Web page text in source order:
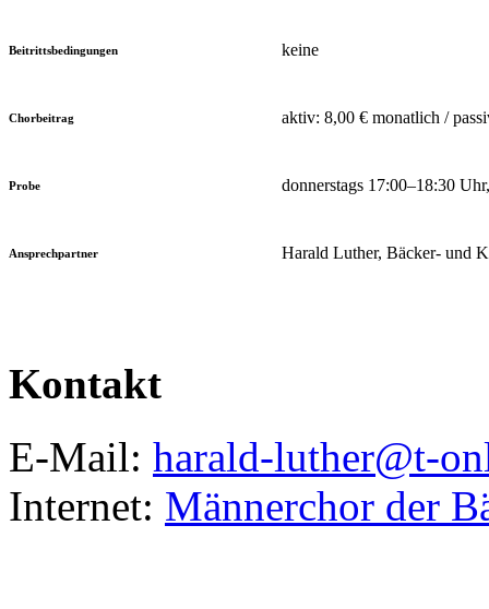
Beitrittsbedingungen keine
Chorbeitrag aktiv: 8,00 € monatlich /
Probe donnerstags 17:00–18:30
Ansprechpartner Harald Luther, Bäcker- und
Kontakt
E-Mail: harald-luther@t-
Internet: Männerchor der